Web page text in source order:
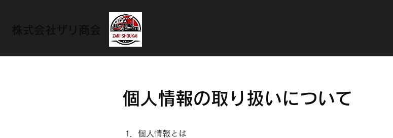
個人情報の取り扱いについて
1．個人情報とは